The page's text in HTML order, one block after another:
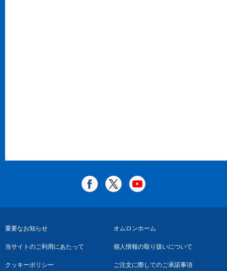
フ
ッ
タ
重要なお知らせ オムロンホーム
当サイトのご利用にあたって 個人情報の取り扱いについて
クッキーポリシー ご注文に際してのご承諾事項